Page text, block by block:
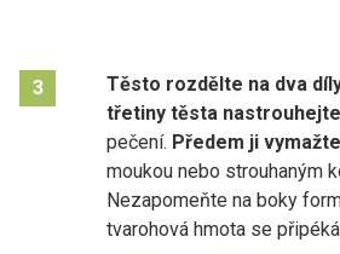
3 Těsto rozdělte na dva
třetiny těsta
pečení. Předem ji vymažte
moukou nebo strouhaným
Nezapomeňte na boky
tvarohová hmota se